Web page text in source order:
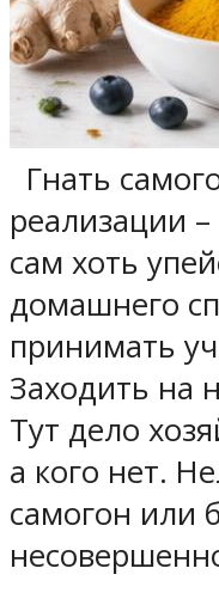
Гнать
реализации
сам хоть
домашнего
принимать
Заходить на
Тут дело
а кого нет.
самогон или